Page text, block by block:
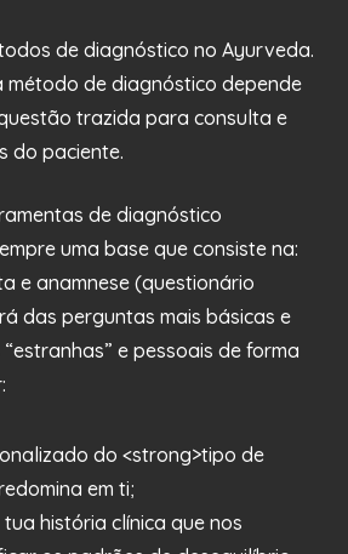
de diagnóstico no Ayurveda.
método de diagnóstico depende
trazida para consulta e
do paciente.
de diagnóstico
uma base que consiste na:
e anamnese (questionário
das perguntas mais básicas e
e pessoais de forma
do <strong>tipo de
em ti;
história clínica que nos